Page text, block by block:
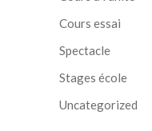
Cours essai
Spectacle
Stages école
Uncategorized